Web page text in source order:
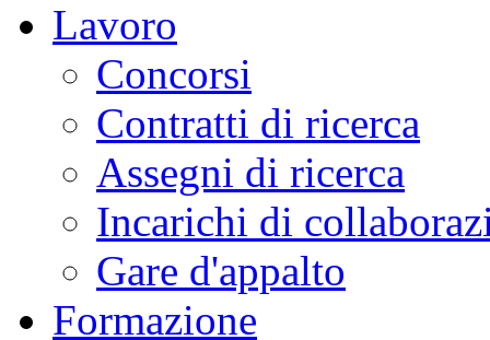
Lavoro
Concorsi
Contratti di ricerca
Assegni di ricerca
Incarichi di
Gare d'appalto
Formazione